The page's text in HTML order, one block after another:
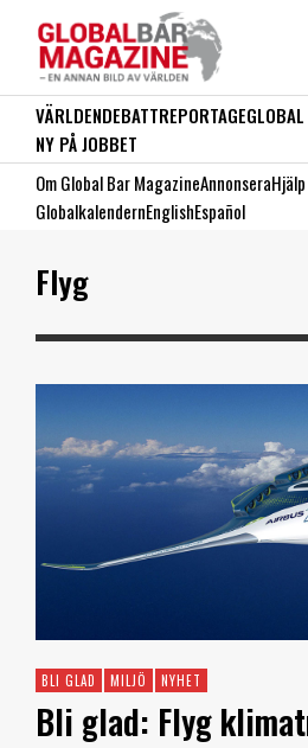
VÄRLDENDEBATTREPORTAGE
NY PÅ JOBBET
Om Global Bar MagazineAnnonsera
GlobalkalendernEnglishEspañol
Flyg
BLI GLAD MILJÖ NYHET
Bli glad: Flyg